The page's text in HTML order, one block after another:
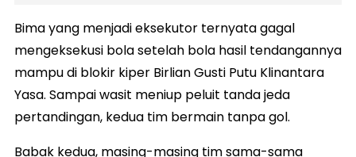
Bima yang menjadi eksekutor ternyata gagal
mengeksekusi bola setelah bola hasil tendangannya
mampu di blokir kiper Birlian Gusti Putu Klinantara
Yasa. Sampai wasit meniup peluit tanda jeda
pertandingan, kedua tim bermain tanpa gol.
Babak kedua, masing-masing tim sama-sama